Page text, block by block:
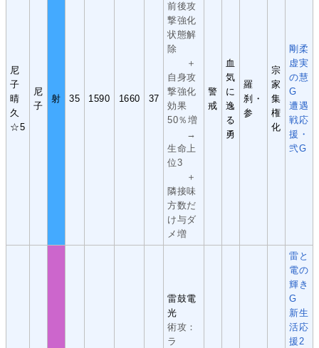
尼
子
晴
久
☆5
尼
子
射 35 1590 1660 37
前後攻
撃強化
状態解
除
＋
自身攻
撃強化
効果
50％増
→
生命上
位3
＋
隣接味
方数だ
け与ダ
メ増
警
戒
血
気
に
逸
る
勇
羅
刹・
参
宗
家
集
権
化
剛柔
虚実
の慧
G
遭遇
戦応
援・
弐G
雷鼓電
光
術攻：
ラ
雷と
電の
輝き
G
新生
活応
援2